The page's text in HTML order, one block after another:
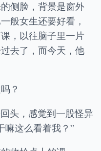
侧脸，背景是窗外
般女生还要好看，
，以往脑子里一片
去了，而今天，他
？
头，感觉到一股怪异
嘛这么看着我？”